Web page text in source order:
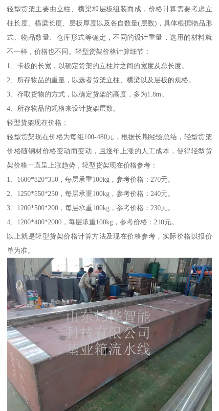
轻型货架主要由立柱、横梁和层板组装而成，价格计算需要考虑立
柱长度、横梁长度、层板厚度以及各自数量(层数)，具体根据物品形
式、物品数量、仓库形式等确定，不同的设计重量，选用的材料就
不一样，价格也不同。轻型货架价格计算细节：
1、卡板的长宽，以确定货架的立柱片之间的宽度及总长度。
2、所存物品的重量，以选者货架立柱、横梁以及层板的规格。
3、存取货物的方式，以确定货架的高度，多为1.8m。
4、所存物品的规格来设计货架层数。
轻型货架现在价格：
轻型货架现在价格为每组100-480元，根据长期经验总结，轻型货架
价格随钢材价格变动而变动，且逐年上涨的人工成本，使得轻型货
架价格一直呈上涨趋势，轻型货架现在价格参考：
1、1600*820*350，每层承重100kg，参考价格：270元。
2、1250*550*250，每层承重100kg，参考价格：240元。
3、1200*500*200，每层承重100kg，参考价格：230元。
4、1200*400*2000，每层承重100kg，参考价格：210元。
以上就是轻型货架价格计算方法及现在价格参考，实际价格以报价
单为准。